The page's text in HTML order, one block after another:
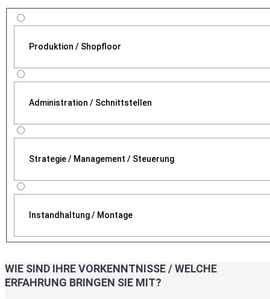
Produktion / Shopfloor
Administration / Schnittstellen
Strategie / Management / Steuerung
Instandhaltung / Montage
WIE SIND IHRE VORKENNTNISSE / WELCHE
ERFAHRUNG BRINGEN SIE MIT?